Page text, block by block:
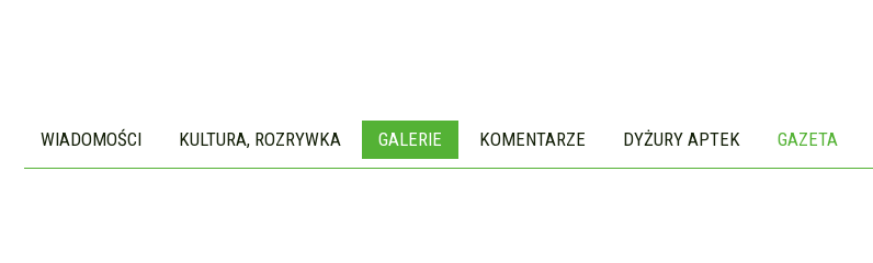
WIADOMOŚCI KULTURA, ROZRYWKA GALERIE KOMENTARZE DYŻURY APTEK GAZETA